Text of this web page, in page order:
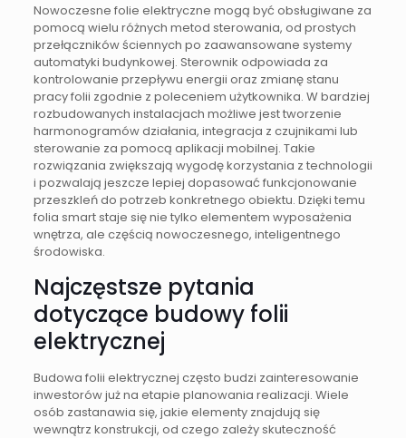
Nowoczesne folie elektryczne mogą być obsługiwane za
pomocą wielu różnych metod sterowania, od prostych
przełączników ściennych po zaawansowane systemy
automatyki budynkowej. Sterownik odpowiada za
kontrolowanie przepływu energii oraz zmianę stanu
pracy folii zgodnie z poleceniem użytkownika. W bardziej
rozbudowanych instalacjach możliwe jest tworzenie
harmonogramów działania, integracja z czujnikami lub
sterowanie za pomocą aplikacji mobilnej. Takie
rozwiązania zwiększają wygodę korzystania z technologii
i pozwalają jeszcze lepiej dopasować funkcjonowanie
przeszkleń do potrzeb konkretnego obiektu. Dzięki temu
folia smart staje się nie tylko elementem wyposażenia
wnętrza, ale częścią nowoczesnego, inteligentnego
środowiska.
Najczęstsze pytania
dotyczące budowy folii
elektrycznej
Budowa folii elektrycznej często budzi zainteresowanie
inwestorów już na etapie planowania realizacji. Wiele
osób zastanawia się, jakie elementy znajdują się
wewnątrz konstrukcji, od czego zależy skuteczność